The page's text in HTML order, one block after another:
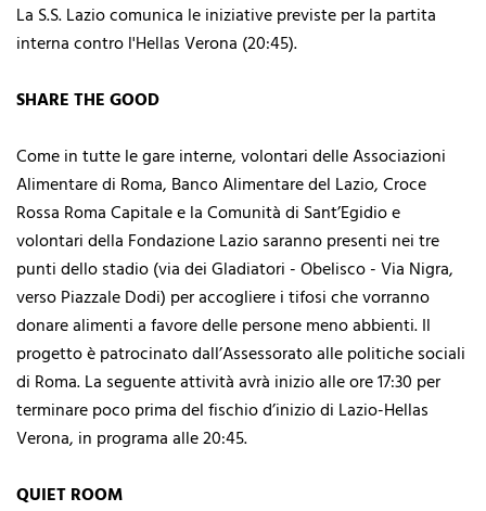
La S.S. Lazio comunica le iniziative previste per la partita
interna contro l'Hellas Verona (20:45).
SHARE THE GOOD
Come in tutte le gare interne, volontari delle Associazioni
Alimentare di Roma, Banco Alimentare del Lazio, Croce
Rossa Roma Capitale e la Comunità di Sant’Egidio e
volontari della Fondazione Lazio saranno presenti nei tre
punti dello stadio (via dei Gladiatori - Obelisco - Via Nigra,
verso Piazzale Dodi) per accogliere i tifosi che vorranno
donare alimenti a favore delle persone meno abbienti. Il
progetto è patrocinato dall’Assessorato alle politiche sociali
di Roma. La seguente attività avrà inizio alle ore 17:30 per
terminare poco prima del fischio d’inizio di Lazio-Hellas
Verona, in programa alle 20:45.
QUIET ROOM